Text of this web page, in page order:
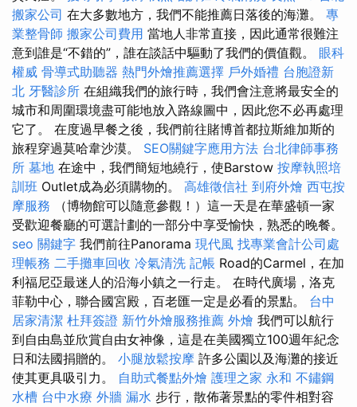
搬家公司 在大多數地方，我們不能推薦日落後的海灘。 專
業整骨師 搬家公司費用 當地人非常直接，因此通常很難注
意到誰是“不錯的”，誰在談話中驅動了我們的價值觀。 眼科
權威 骨導式助聽器 熱門外燴推薦選擇 戶外婚禮 台胞證新
北 牙醫診所 在組織我們的旅行時，我們會注意將最安全的
城市和周圍環境盡可能地放入路線圖中，因此您不必再處理
它了。 在度過早餐之後，我們前往賭博首都拉斯維加斯的
旅程穿過莫哈韋沙漠。 SEO關鍵字應用方法 台北律師事務
所 墓地 在途中，我們簡短地繞行，使Barstow 按摩執照培
訓班 Outlet成為必須購物的。 高雄徵信社 到府外燴 西屯按
摩服務
（博物館可以隨意參觀！）這一天是在華盛頓一家
受歡迎餐廳的可選計劃的一部分中享受愉快，熟悉的晚餐。
seo 關鍵字 我們前往Panorama 現代風 找專業會計公司處
理帳務 二手攤車回收 冷氣清洗 記帳 Road的Carmel，在加
利福尼亞最迷人的沿海小鎮之一行走。 在時代廣場，洛克
菲勒中心，聯合國宮殿，百老匯一定是必看的景點。 台中
居家清潔 杜拜簽證 新竹外燴服務推薦 外燴 我們可以航行
到自由島並欣賞自由女神像，這是在美國獨立100週年紀念
日和法國捐贈的。 小腿放鬆按摩 許多公園以及海灘的接近
使其更具吸引力。 自助式餐點外燴 護理之家 永和 不鏽鋼
水槽 台中水療 外牆 漏水 步行，散佈著景點的零件相對容